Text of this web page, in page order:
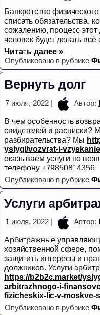
Банкротство
списать обязательства,
сожалению, процесс
человек будет делать
Читать далее »
Опубликовано в рубрике
Вернуть долг
7 июля, 2022 | Автор:
В чем особенность
свидетелей и расписки?
разбирательства? Мы
yslygi/vozvrat-i-
оказываем услуги по
телефону +79850814356
Опубликовано в рубрике
Услуги
1 июля, 2022 | Автор:
Арбитражные
хозяйственной сфере,
защитить интересы и
должников. Услуги
https://b2b2c.market/
arbitrazhnogo-i-
fizicheskix-lic-v-moskve-
Опубликовано в рубрике